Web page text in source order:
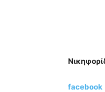
facebook